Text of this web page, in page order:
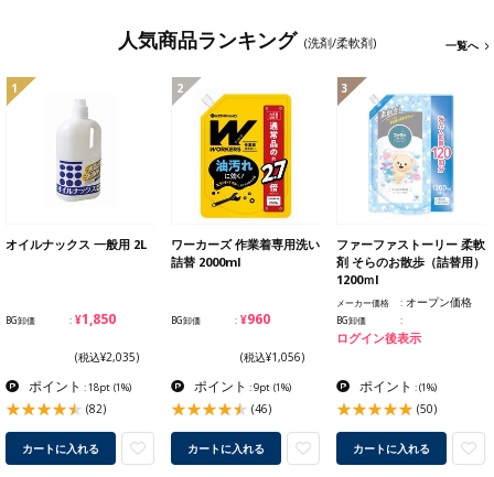
人気商品ランキング (洗剤/柔軟剤) 一覧へ
1
オイルナックス 一般用 2L
BG卸価 ¥1,850
(税込¥2,035)
ポイント : 18pt (1%)
(82)
カートに入れる
2
ワーカーズ 作業着専用洗い
詰替 2000ml
BG卸価 ¥960
(税込¥1,056)
ポイント : 9pt (1%)
(46)
カートに入れる
3
ファーファストーリー 柔軟
剤 そらのお散歩（詰替用）
1200ｍl
メーカー価格 オープン価格
BG卸価
ログイン後表示
ポイント :(1%)
(50)
カートに入れる